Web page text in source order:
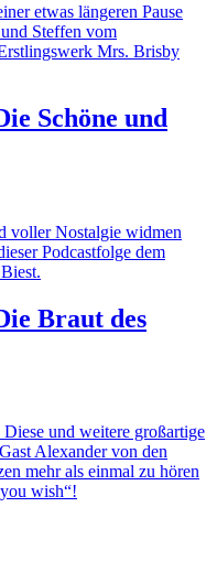
etwas längeren Pause
Steffen vom
Mrs. Brisby
Schöne und
voller Nostalgie widmen
Podcastfolge dem
Braut des
und weitere großartige
Alexander von den
mehr als einmal zu hören
wish“!